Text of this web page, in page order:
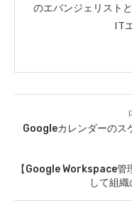
のエバンジェリスト
IT
Googleカレンダーのス
【Google Workspace管
して組